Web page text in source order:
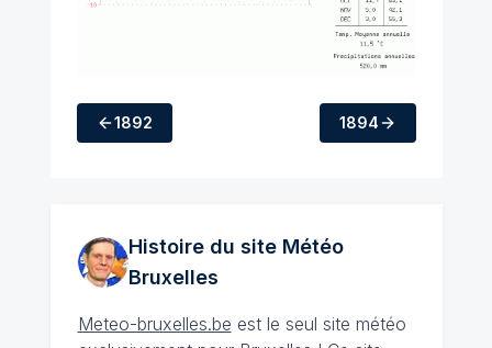
1892 1894
Histoire du site Météo
Bruxelles
Meteo-bruxelles.be est le seul site météo